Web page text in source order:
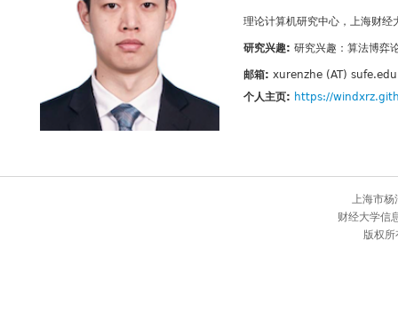
理论计算机研究中心，上海财经
研究兴趣: 研究兴趣：算法博弈
邮箱: xurenzhe (AT)
个人主页: https://
上海市
财经大学信
版权所